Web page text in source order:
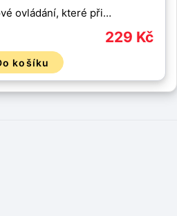
ovládání, které při…
229 Kč
košíku